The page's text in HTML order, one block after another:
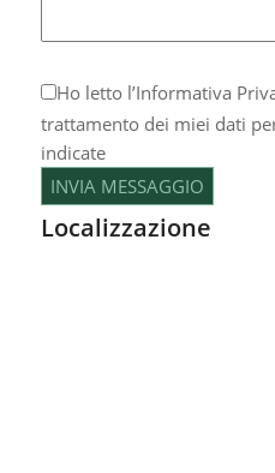
Ho letto l’Informativa
trattamento dei miei dati
indicate
Localizzazione